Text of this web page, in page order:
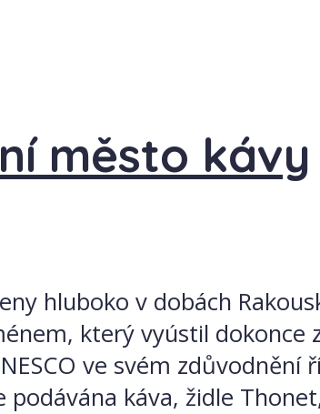
město kávy
hluboko v dobách
který vyústil dokonce
ve svém zdůvodnění
káva, židle